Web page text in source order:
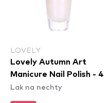
LOVELY
Lovely Autumn Art
Manicure Nail Polish - 4
Lak na nechty